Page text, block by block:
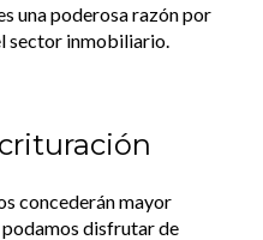
una poderosa razón por
sector inmobiliario.
concederán mayor
disfrutar de